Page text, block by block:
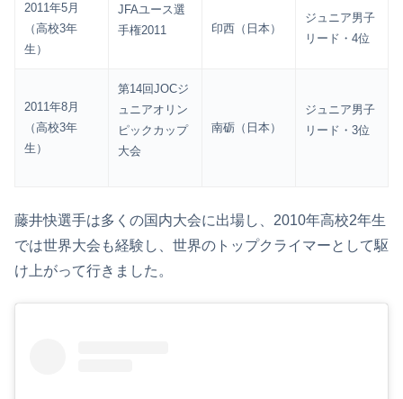
2011年5月
（高校3年
生）
JFAユース選
手権2011
印西（日本）
ジュニア男子
リード・4位
2011年8月
（高校3年
生）
第14回JOCジ
ュニアオリン
ピックカップ
大会
南砺（日本）
ジュニア男子
リード・3位
藤井快選手は多くの国内大会に出場し、2010年高校2年生
では世界大会も経験し、世界のトップクライマーとして駆
け上がって行きました。